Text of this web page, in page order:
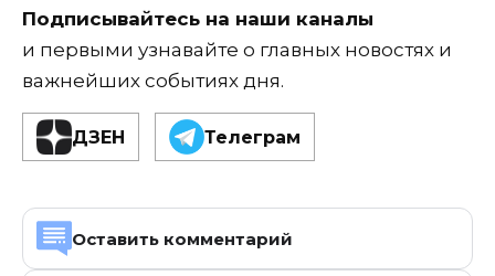
Подписывайтесь на наши каналы
и первыми узнавайте о главных новостях и
важнейших событиях дня.
ДЗЕН Телеграм
Оставить комментарий